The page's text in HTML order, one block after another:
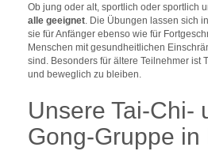
Ob jung oder alt, sportlich oder sportlich
alle geeignet. Die Übungen lassen sich
sie für Anfänger ebenso wie für
Menschen mit gesundheitlichen
sind. Besonders für ältere Teilnehmer ist
und beweglich zu bleiben.
Unsere Tai-Chi-
Gong-Gruppe in